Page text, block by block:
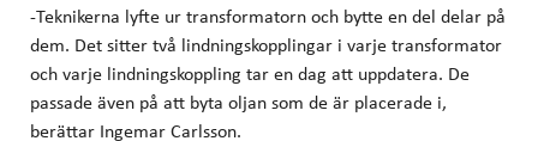
-Teknikerna lyfte ur transformatorn och bytte en del delar på
dem. Det sitter två lindningskopplingar i varje transformator
och varje lindningskoppling tar en dag att uppdatera. De
passade även på att byta oljan som de är placerade i,
berättar Ingemar Carlsson.